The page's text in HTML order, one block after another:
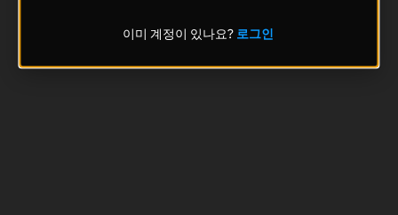
이미 계정이 있나요? 로그인